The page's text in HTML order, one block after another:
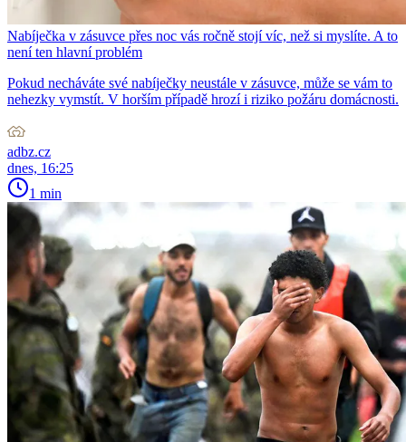
Nabíječka v zásuvce přes noc vás ročně stojí víc, než si myslíte. A to
není ten hlavní problém
Pokud necháváte své nabíječky neustále v zásuvce, může se vám to
nehezky vymstít. V horším případě hrozí i riziko požáru domácnosti.
adbz.cz
dnes, 16:25
1 min